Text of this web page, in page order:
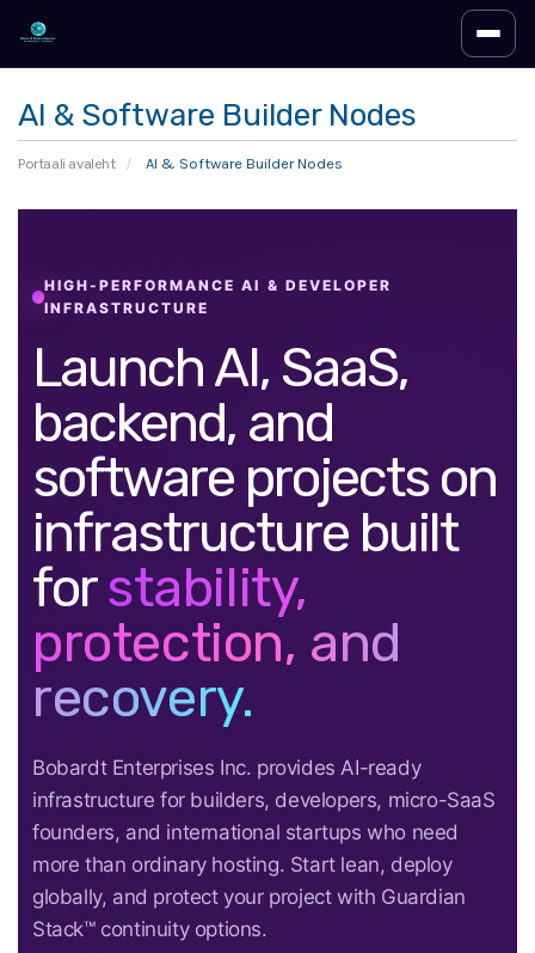
AI & Software Builder Nodes
Portaali avaleht AI & Software Builder Nodes
HIGH-PERFORMANCE AI & DEVELOPER
INFRASTRUCTURE
Launch AI, SaaS,
backend, and
software projects on
infrastructure built
forstability,
protection, and
recovery.
Bobardt Enterprises Inc. provides AI-ready
infrastructure for builders, developers, micro-SaaS
founders, and international startups who need
more than ordinary hosting. Start lean, deploy
globally, and protect your project with Guardian
Stack™ continuity options.